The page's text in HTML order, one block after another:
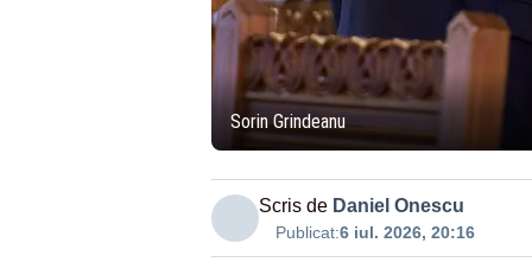
Sorin Grindeanu
Scris de Daniel Onescu
Publicat:6 iul. 2026, 20:16